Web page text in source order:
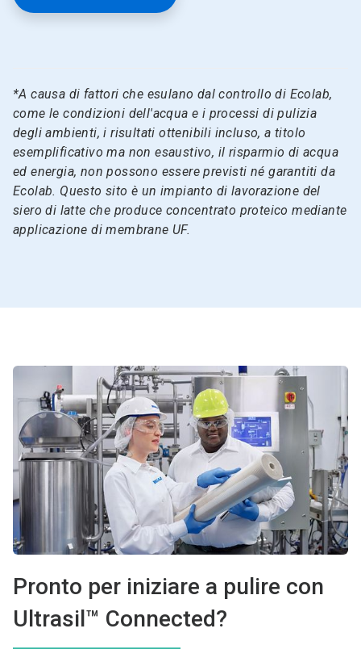
*A causa di fattori che esulano dal controllo di Ecolab,
come le condizioni dell'acqua e i processi di pulizia
degli ambienti, i risultati ottenibili incluso, a titolo
esemplificativo ma non esaustivo, il risparmio di acqua
ed energia, non possono essere previsti né garantiti da
Ecolab. Questo sito è un impianto di lavorazione del
siero di latte che produce concentrato proteico mediante
applicazione di membrane UF.
Pronto per iniziare a pulire con
Ultrasil™ Connected?